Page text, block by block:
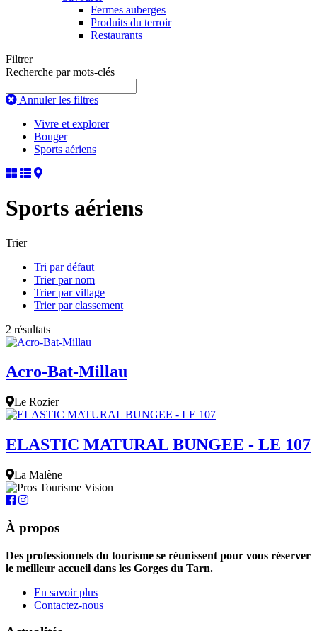
Fermes auberges
Produits du terroir
Restaurants
Filtrer
Recherche par mots-clés
Annuler les filtres
Vivre et explorer
Bouger
Sports aériens
Sports aériens
Trier
Tri par défaut
Trier par nom
Trier par village
Trier par classement
2 résultats
Acro-Bat-Millau
Le Rozier
ELASTIC MATURAL BUNGEE - LE 107
La Malène
À propos
Des professionnels du tourisme se réunissent pour vous réserver
le meilleur accueil dans les Gorges du Tarn.
En savoir plus
Contactez-nous